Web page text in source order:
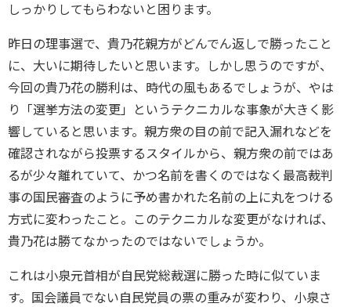
しっかりしてもらわないと困ります。
昨日の理事選で、貴乃花親方がどんでん返しで勝ったこと
に、大いに期待したいと思います。しかし思うのですが、
今回の貴乃花の勝利は、時代の風もあるでしょうが、やは
り「選挙方法の変更」というテクニカルな事象が大きく影
響していると思います。親方衆の目の前で記入漏れなどを
確認されながら投票するスタイルから、親方衆の前ではあ
るが少々離れていて、かつ名前を書くのではなく最高裁判
事の国民審査のように予め書かれた名前の上に丸をつける
方式に変わったこと。このテクニカルな変更がなければ、
貴乃花は勝てなかったのではないでしょうか。
これは小泉元首相が自民党総裁選に勝った時に似ていま
す。国会議員でない自民党員の票の重みが変わり、小泉さ